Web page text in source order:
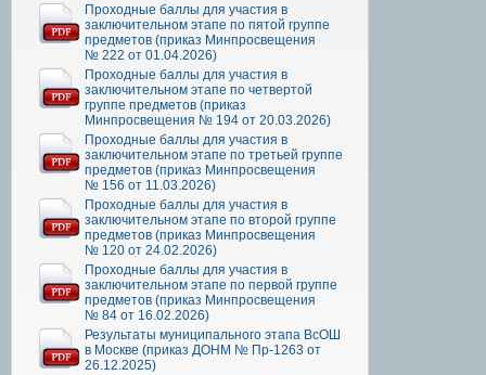
Проходные баллы для участия в
заключительном этапе по пятой группе
предметов (приказ Минпросвещения
№ 222 от 01.04.2026)
Проходные баллы для участия в
заключительном этапе по четвертой
группе предметов (приказ
Минпросвещения № 194 от 20.03.2026)
Проходные баллы для участия в
заключительном этапе по третьей группе
предметов (приказ Минпросвещения
№ 156 от 11.03.2026)
Проходные баллы для участия в
заключительном этапе по второй группе
предметов (приказ Минпросвещения
№ 120 от 24.02.2026)
Проходные баллы для участия в
заключительном этапе по первой группе
предметов (приказ Минпросвещения
№ 84 от 16.02.2026)
Результаты муниципального этапа ВсОШ
в Москве (приказ ДОНМ № Пр-1263 от
26.12.2025)